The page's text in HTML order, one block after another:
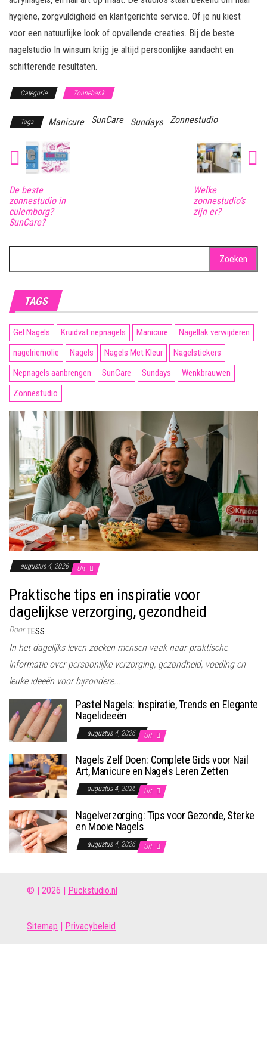
hygiëne, zorgvuldigheid en klantgerichte service. Of je nu kiest
voor een natuurlijke look of opvallende creaties. Bij de beste
nagelstudio In winsum krijg je altijd persoonlijke aandacht en
schitterende resultaten.
Categorie Zonnebank
Tags Manicure SunCare Sundays Zonnestudio
De beste
zonnestudio in
culemborg?
SunCare?
Welke
zonnestudio’s
zijn er?
naar:
TAGS
Gel Nagels Kruidvat nepnagels Manicure
Nagellak verwijderen
nagelriemolie
Nagels Nagels Met Kleur
Nagelstickers
Nepnagels aanbrengen
SunCare Sundays
Wenkbrauwen
Zonnestudio
augustus 4, 2026 Uit
Praktische tips en inspiratie voor
dagelijkse verzorging, gezondheid
Door TESS
In het dagelijks leven zoeken mensen vaak naar praktische
informatie over persoonlijke verzorging, gezondheid, voeding en
leuke ideeën voor bijzondere...
Pastel Nagels: Inspiratie, Trends en Elegante
Nagelideeën
augustus 4, 2026 Uit
Nagels Zelf Doen: Complete Gids voor Nail
Art, Manicure en Nagels Leren Zetten
augustus 4, 2026 Uit
Nagelverzorging: Tips voor Gezonde, Sterke
en Mooie Nagels
augustus 4, 2026 Uit
© | 2026 | Puckstudio.nl
Sitemap Privacybeleid